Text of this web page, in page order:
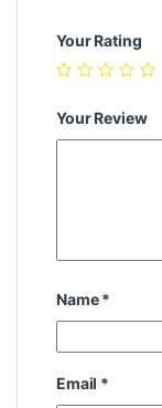
Your Rating
Your Review
Name*
Email *